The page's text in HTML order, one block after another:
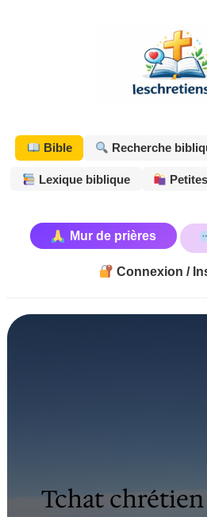
Bible Recherche
Lexique biblique
Mur de prières
Connexion /
Tchat